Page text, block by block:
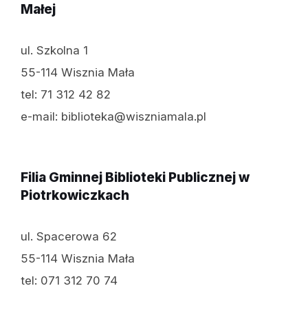
Małej
ul. Szkolna 1
55-114 Wisznia Mała
tel: 71 312 42 82
e-mail: biblioteka@wiszniamala.pl
Filia Gminnej Biblioteki Publicznej w
Piotrkowiczkach
ul. Spacerowa 62
55-114 Wisznia Mała
tel: 071 312 70 74